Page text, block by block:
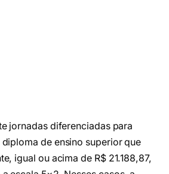
jornadas diferenciadas para
de ensino superior que
igual ou acima de R$ 21.188,87,